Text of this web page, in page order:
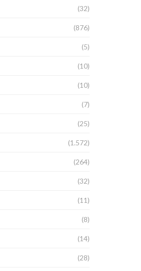
(32)
(876)
(5)
(10)
(10)
(7)
(25)
(1.572)
(264)
(32)
(11)
(8)
(14)
(28)